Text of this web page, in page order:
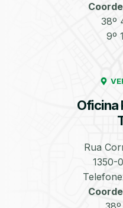
38º
9º
Oficina
Rua
1350-
Equilibragem das
Rodas